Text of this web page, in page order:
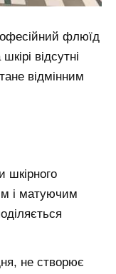
флюїд
відсутні
відмінним
шкірного
і матуючим
не створює